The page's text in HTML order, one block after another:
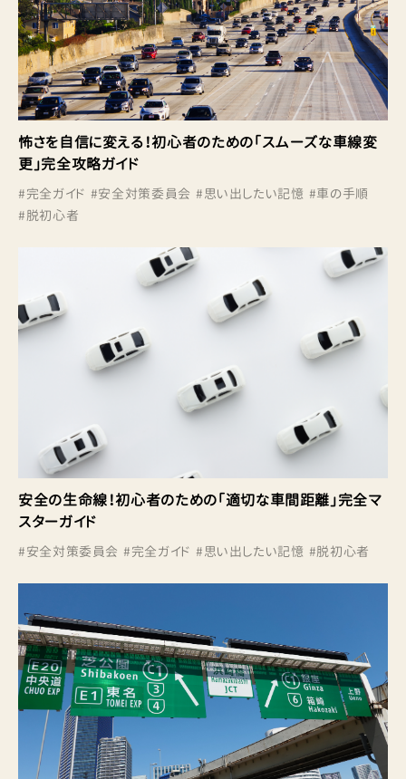
怖さを自信に変える！初心者のための「スムーズな車線変
更」完全攻略ガイド
#完全ガイド #安全対策委員会 #思い出したい記憶 #車の手順
#脱初心者
安全の生命線！初心者のための「適切な車間距離」完全マ
スターガイド
#安全対策委員会 #完全ガイド #思い出したい記憶 #脱初心者